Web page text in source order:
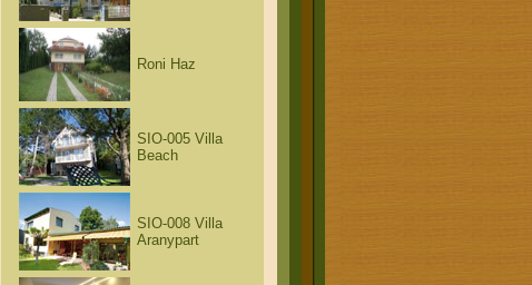
Roni Haz
SIO-005 Villa
Beach
SIO-008 Villa
Aranypart